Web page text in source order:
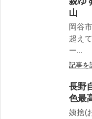
山
岡谷
超え
ー...
記事を
長野
色最
姨捨(